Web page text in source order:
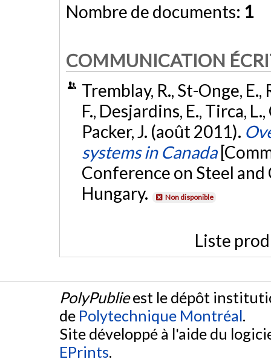
Nombre de documents: 1
COMMUNICATION
Tremblay, R., St-Onge,
F., Desjardins, E., Tirca,
Packer, J. (août 2011).
systems in Canada
Conference on Steel
Hungary.
Non disponible
Liste
PolyPublieest le dépôt
de Polytechnique Montréal.
Site développé à l'aide du
EPrints.